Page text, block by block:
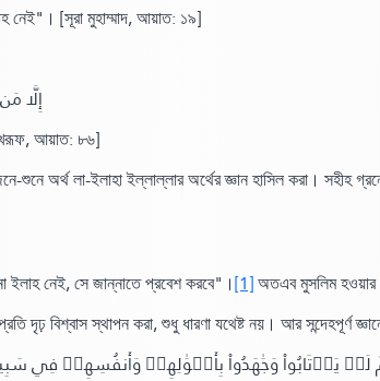
নেই" । [সূরা মুহাম্মাদ,আয়াত: ১৯]
﴿
আয়াত:৮৬]
অর্থ লা-ইলাহা ইল্লাল্লার অর্থের জ্ঞান হাসিল করা। সহীহ
নেই, সে জান্নাতে প্রবেশ করবে" ।[1]অতএব মুসলিম হওয়ার
দৃঢ় বিশ্বাস স্থাপন করা,শুধু ধারণা যথেষ্ট নয়। আর সন্দেহপূর্ণ
ثُمَّ لَمۡ يَرۡتَابُواْ وَجَٰهَدُواْ بِأَمۡوَٰلِهِمۡ وَأَنفُسِهِمۡ فِي